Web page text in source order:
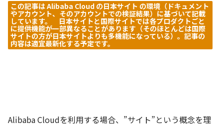
この記事は Alibaba Cloud の日本サイト の環境（ドキュメント
やアカウント、そのアカウントでの検証結果）に基づいて記載
しています。 日本サイトと国際サイトでは各プロダクトごと
に提供機能が一部異なることがあります（そのほとんどは国際
サイトの方が日本サイトよりも多機能になっている）。記事の
内容は適宜最新化する予定です。
Alibaba Cloudを利用する場合、”サイト”という概念を理